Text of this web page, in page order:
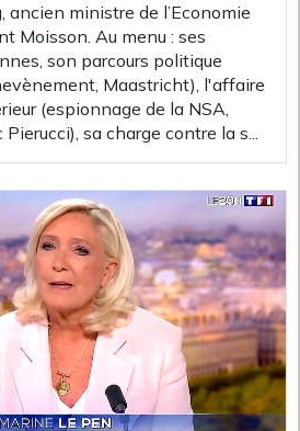
ancien ministre de l’Economie
Moisson. Au menu : ses
son parcours politique
Maastricht), l'affaire
(espionnage de la NSA,
sa charge contre la s...